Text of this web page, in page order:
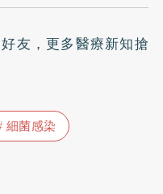
友 ，更多醫療新知搶
細菌感染